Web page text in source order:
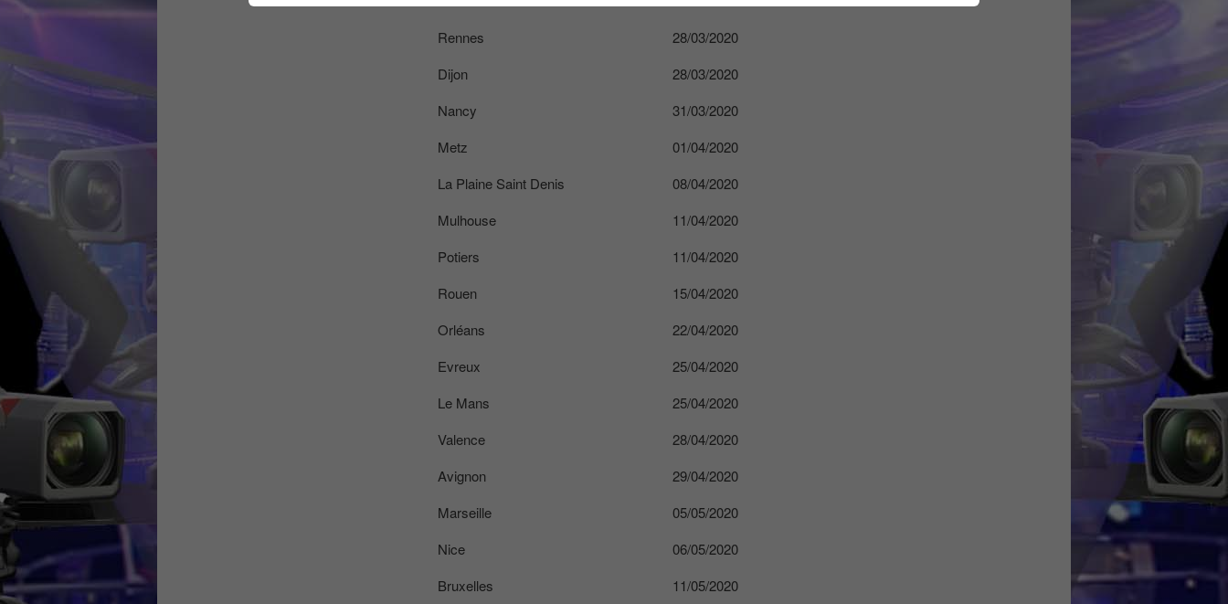
Rennes
28/03/2020
Dijon
28/03/2020
Nancy
31/03/2020
Metz
01/04/2020
La Plaine Saint Denis
08/04/2020
Mulhouse
11/04/2020
Potiers
11/04/2020
Rouen
15/04/2020
Orléans
22/04/2020
Evreux
25/04/2020
Le Mans
25/04/2020
Valence
28/04/2020
Avignon
29/04/2020
Marseille
05/05/2020
Nice
06/05/2020
Bruxelles
11/05/2020